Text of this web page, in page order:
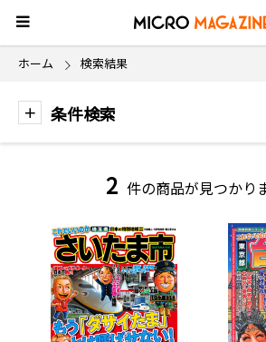
ホーム 検索結果
条件検索
2 件の商品が見つかり